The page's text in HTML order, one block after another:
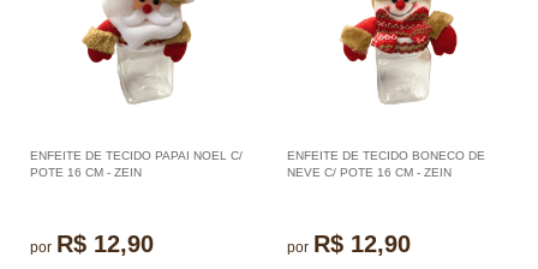
ENFEITE DE TECIDO PAPAI NOEL C/
POTE 16 CM - ZEIN
por R$ 12,90
ENFEITE DE TECIDO BONECO DE
NEVE C/ POTE 16 CM - ZEIN
por R$ 12,90